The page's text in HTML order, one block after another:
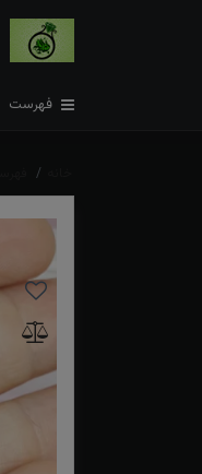
فهرست